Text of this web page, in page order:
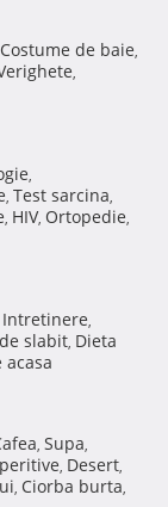
Costume de baie,
,
,
, Test sarcina,
, HIV, Ortopedie,
Intretinere,
slabit, Dieta
acasa
, Supa,
, Desert,
, Ciorba burta,